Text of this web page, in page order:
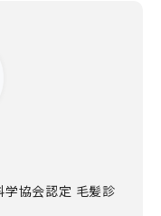
協会認定 毛髪診